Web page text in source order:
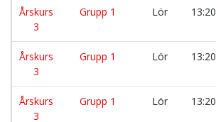
Årskurs
3
Grupp 1 Lör 13:20
Årskurs
3
Grupp 1 Lör 13:20
Årskurs
3
Grupp 1 Lör 13:20